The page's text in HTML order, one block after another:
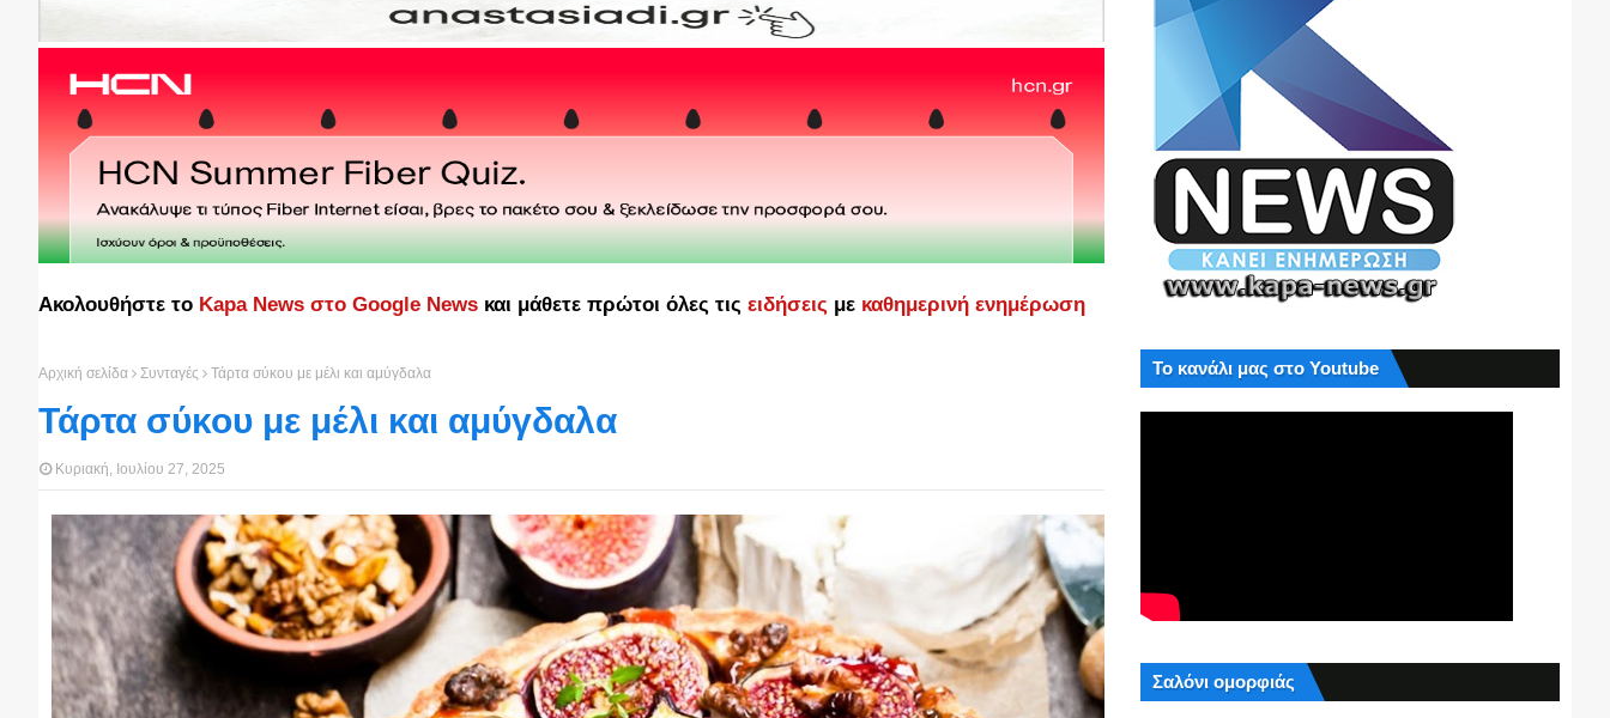
Ακολουθήστε το Kapa News στο Google News και μάθετε πρώτοι όλες τις ειδήσεις με καθημερινή ενημέρωση
Αρχική σελίδα Συνταγές Τάρτα σύκου με μέλι και αμύγδαλα
Τάρτα σύκου με μέλι και αμύγδαλα
Κυριακή, Ιουλίου 27, 2025
Το κανάλι μας στο Youtube
Σαλόνι ομορφιάς